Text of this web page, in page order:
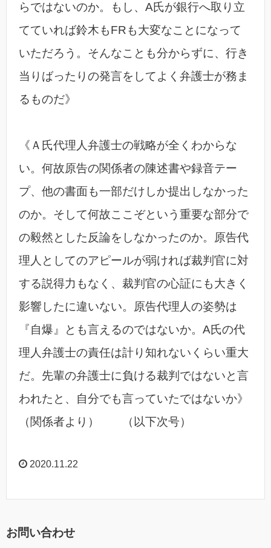
らではないのか。もし、A氏が銀行へ取り立
てていれば鈴木もFRも大変なことになって
いただろう。そんなことも分からずに、行き
当りばったりの発言をしてよく弁護士が務ま
るものだ》
《Ａ氏代理人弁護士の戦略が全くわからな
い。何故原告の関係者の陳述書や録音テー
プ、他の書面も一部だけしか提出しなかった
のか。そして何故ここぞという重要な部分で
の毅然とした反論をしなかったのか。原告代
理人としてのアピールが弱ければ裁判官に対
する説得力もなく、裁判官の心証にも大きく
影響したに違いない。原告代理人の姿勢は
『自爆』とも言えるのではないか。A氏の代
理人弁護士の責任は計り知れないくらい重大
だ。先輩の弁護士に負ける裁判ではないと言
われたと、自分でも言っていたではないか》
（関係者より） （以下次号）
2020.11.22
お問い合わせ